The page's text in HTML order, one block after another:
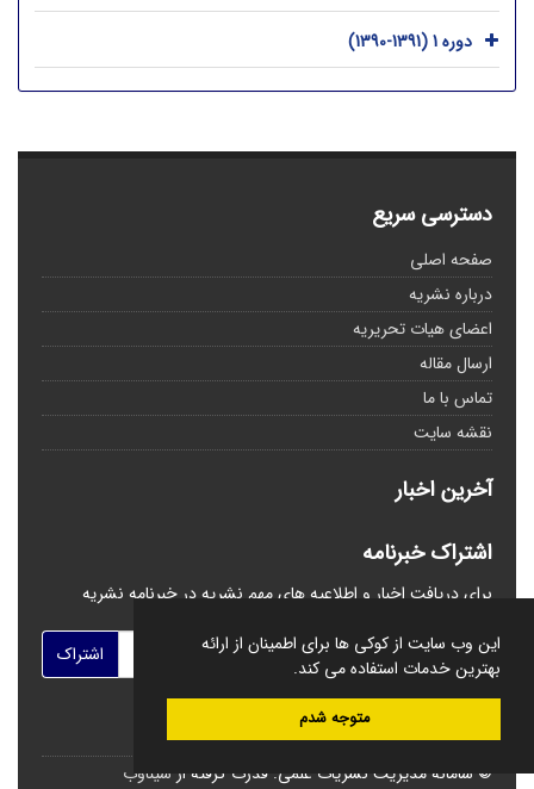
این وب سایت از کوکی ها برای اطمینان از ارائه
بهترین خدمات استفاده می کند.
متوجه شدم
دوره 1 (1391-1390)
دسترسی سریع
صفحه اصلی
درباره نشریه
اعضای هیات تحریریه
ارسال مقاله
تماس با ما
نقشه سایت
آخرین اخبار
اشتراک خبرنامه
برای دریافت اخبار و اطلاعیه های مهم نشریه در خبرنامه نشریه
اشتراک
© سامانه مدیریت نشریات علمی. قدرت گرفته از سیناوب